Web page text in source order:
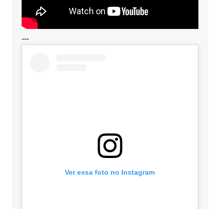
---
Ver essa foto no Instagram